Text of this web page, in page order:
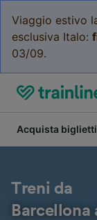
Viaggio estivo
esclusiva Italo:
03/09.
Acquista biglietti
Treni da
Barcellona